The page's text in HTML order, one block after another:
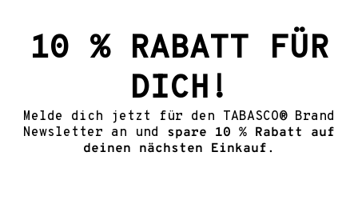
10 % RABATT FÜR
DICH!
Melde dich jetzt für den TABASCO® Brand
Newsletter an und spare 10 % Rabatt auf
deinen nächsten Einkauf.